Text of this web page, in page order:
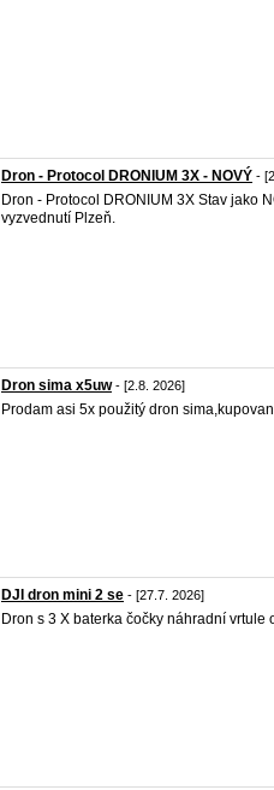
Dron - Protocol DRONIUM 3X - NOVÝ -
Dron - Protocol DRONIUM 3X Stav jako
vyzvednutí Plzeň.
Dron sima x5uw- [2.8. 2026]
Prodam asi 5x použitý dron
DJI dron mini 2 se - [27.7. 2026]
Dron s 3 X baterka čočky náhradní